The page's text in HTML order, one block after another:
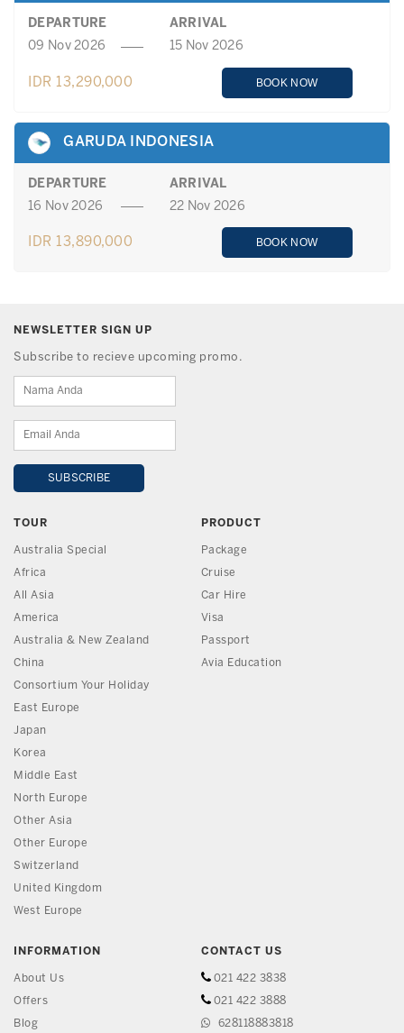
DEPARTURE
ARRIVAL
09 Nov 2026
15 Nov 2026
IDR 13,290,000 BOOK NOW
GARUDA INDONESIA
DEPARTURE
ARRIVAL
16 Nov 2026
22 Nov 2026
IDR 13,890,000 BOOK NOW
NEWSLETTER SIGN UP
Subscribe to recieve upcoming promo.
TOUR
Australia Special
Africa
All Asia
America
Australia & New Zealand
China
Consortium Your Holiday
East Europe
Japan
Korea
Middle East
North Europe
Other Asia
Other Europe
Switzerland
United Kingdom
West Europe
PRODUCT
Package
Cruise
Car Hire
Visa
Passport
Avia Education
INFORMATION
About Us
Offers
Blog
CONTACT US
021 422 3838
021 422 3888
628118883818